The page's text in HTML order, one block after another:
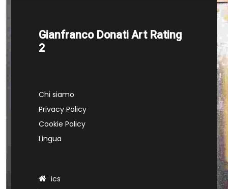
Gianfranco Donati Art Rating
2
Chi siamo
Privacy Policy
Cookie Policy
Lingua
ics